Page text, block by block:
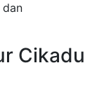
Cikadu